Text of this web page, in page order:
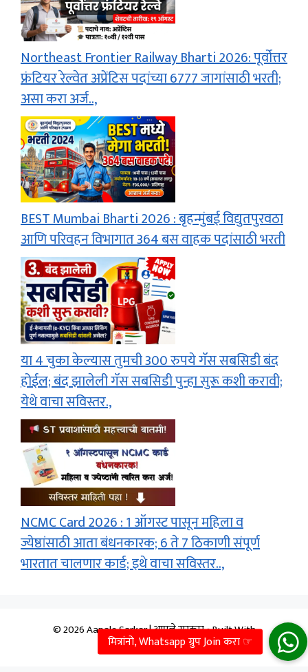
Northeast Frontier Railway Bharti 2026: पूर्वोत्तर
फ्रंटियर रेल्वेत अप्रेंटिस पदांच्या 6777 जागांसाठी भरती;
असा करा अर्ज..,
BEST Mumbai Bharti 2026 : बृहन्मुंबई विद्युतपुरवठा
आणि परिवहन विभागात 364 बस वाहक पदांसाठी भरती
या 4 चुका केल्यास तुमची 300 रुपये गॅस सबसिडी बंद
होईल; बंद झालेली गॅस सबसिडी पुन्हा सुरू कशी करावी;
येथे वाचा सविस्तर.,
NCMC Card 2026 : 1 ऑगस्ट पासून महिला व
ज्येष्ठांसाठी आता बंधनकारक; 6 ते 7 ठिकाणी संपूर्ण
भारतात चालणार कार्ड; इथे वाचा सविस्तर..,
© 2026 Aapale Sarkar | आपले सरकार• Built With
GeneratePress